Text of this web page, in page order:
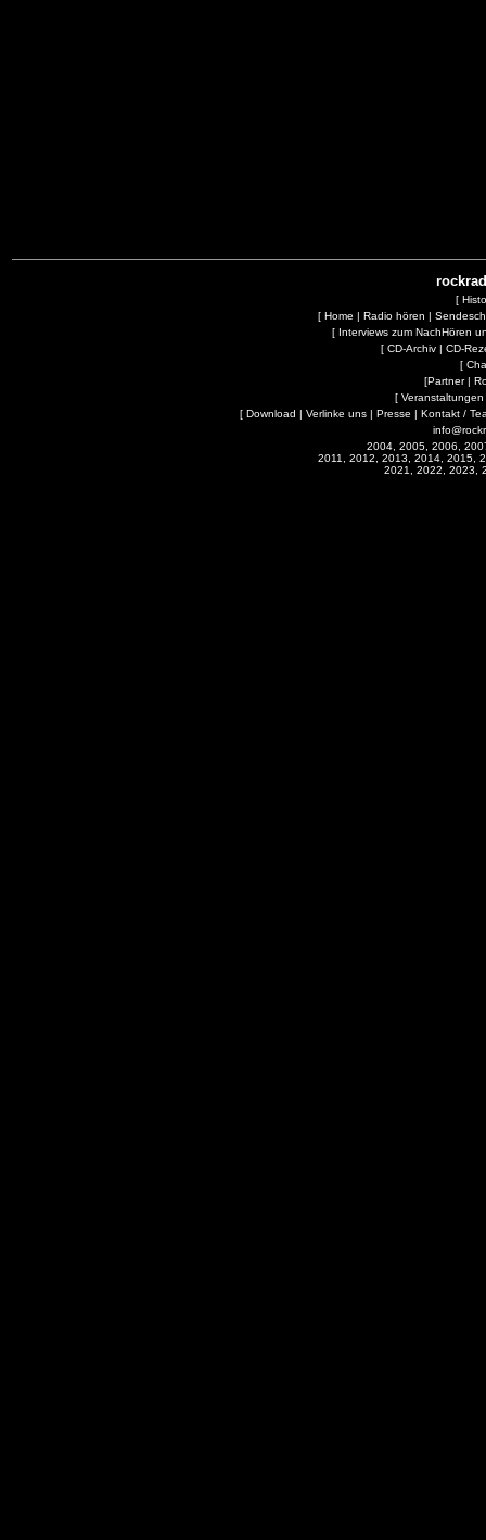
[
[ Home | Radio hören |
[ Interviews zum NachHören
[CD-Archiv |CD-
[
[Partner|
[ Veranstaltungen
[ Download | Verlinke uns | Presse | Kontakt /
2004, 2005, 2006,
2011, 2012, 2013, 2014, 2015,
2021, 2022, 2023,